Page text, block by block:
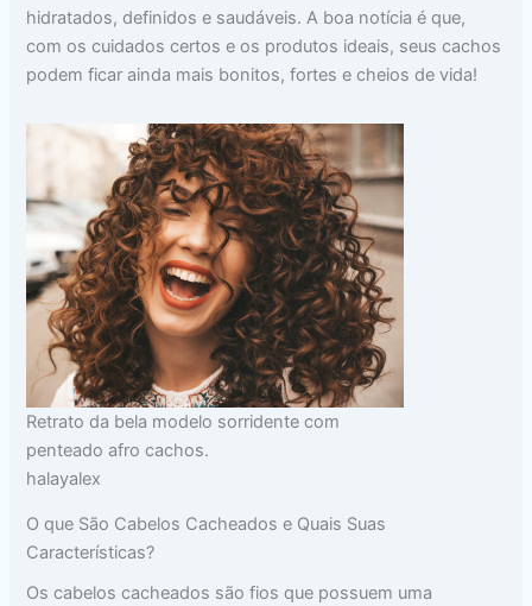
hidratados, definidos e saudáveis. A boa notícia é que,
com os cuidados certos e os produtos ideais, seus cachos
podem ficar ainda mais bonitos, fortes e cheios de vida!
Retrato da bela modelo sorridente com
penteado afro cachos.
halayalex
O que São Cabelos Cacheados e Quais Suas
Características?
Os cabelos cacheados são fios que possuem uma